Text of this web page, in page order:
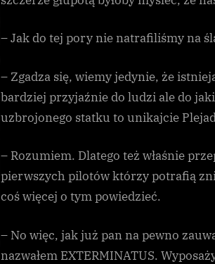
– Jak do tej pory nie natrafiliśmy na
– Zgadza się, wiemy jedynie, że
bardziej przyjaźnie do ludzi ale do
uzbrojonego statku to unikajcie
– Rozumiem. Dlatego też właśnie
pierwszych pilotów którzy potrafią
coś więcej o tym powiedzieć.
– No więc, jak już pan na pewno
nazwałem EXTERMINATUS.